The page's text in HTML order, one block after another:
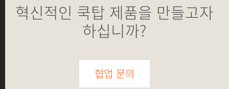
혁신적인 쿡탑 제품을 만들고자
하십니까?
협업 문의